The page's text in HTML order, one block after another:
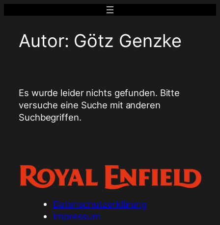
springen
Autor: Götz Genzke
Es wurde leider nichts gefunden. Bitte
versuche eine Suche mit anderen
Suchbegriffen.
Datenschutzerklärung
Impressum